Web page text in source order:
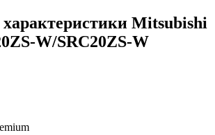
Mitsubishi
W/SRC20ZS-W